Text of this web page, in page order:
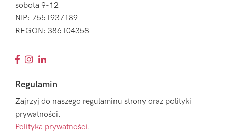
sobota 9-12
NIP: 7551937189
REGON: 386104358
Regulamin
Zajrzyj do naszego regulaminu strony oraz polityki
prywatności.
Polityka prywatności.